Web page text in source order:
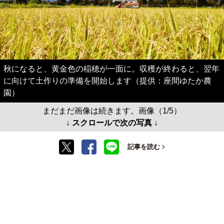
秋になると、黄金色の稲穂が一面に。収穫が終わると、翌年
に向けて土作りの準備を開始します（提供：座間ゆたか農
園）
まだまだ画像は続きます。画像（1/5）
↓ スクロールで次の写真 ↓
記事を読む